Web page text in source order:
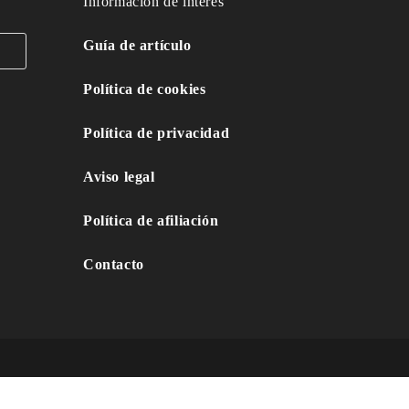
Guía de artículo
Política de cookies
Política de privacidad
Aviso legal
Política de afiliación
Contacto